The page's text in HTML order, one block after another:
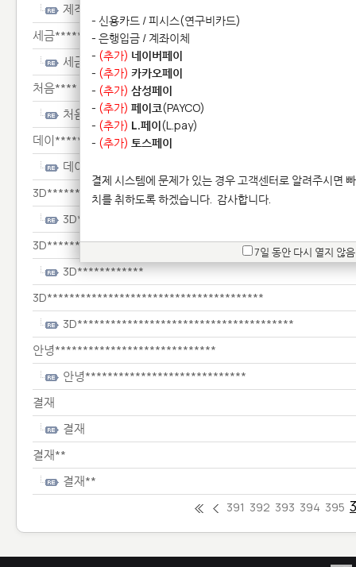
제작**
세금**************
세금**************
처음****
처음****
데이*************
데이*************
3D**************************
3D**************************
3D************
3D************
3D***************************************
3D***************************************
안녕*****************************
안녕*****************************
결재
결재
결재**
결재**
391 392 393 394 395
- 신용카드 / 피시스(연구비카드)
- 은행입금 / 계좌이체
- (추가) 네이버페이
- (추가) 카카오페이
- (추가) 삼성페이
- (추가) 페이코(PAYCO)
- (추가) L.페이(L.pay)
- (추가) 토스페이
결제 시스템에 문제가 있는 경우 고객센터로 알려주시면
치를 취하도록 하겠습니다. 감사합니다.
7일 동안 다시 열지 않음